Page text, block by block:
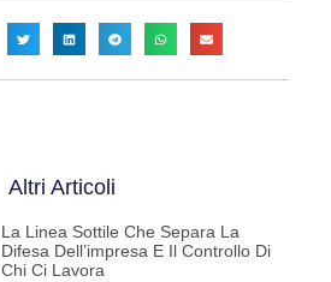
Altri Articoli
La Linea Sottile Che Separa La
Difesa Dell’impresa E Il Controllo Di
Chi Ci Lavora